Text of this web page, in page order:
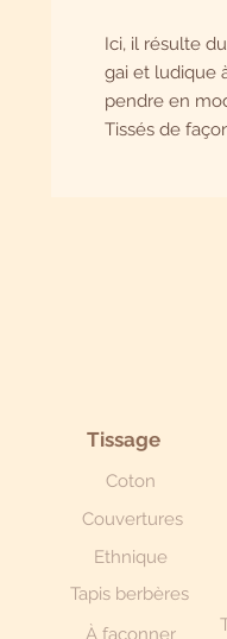
Ici, il résulte
gai et ludique
pendre en
Tissés de
Tissage
Coton
Couvertures
Ethnique
Tapis berbères